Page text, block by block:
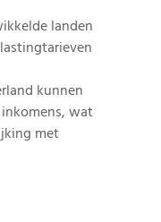
landen
kunnen
wat
met